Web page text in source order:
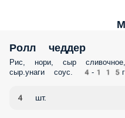
Ролл чеддер
Рис, нори, сыр
сыр.унаги соус. 4-
4 шт.